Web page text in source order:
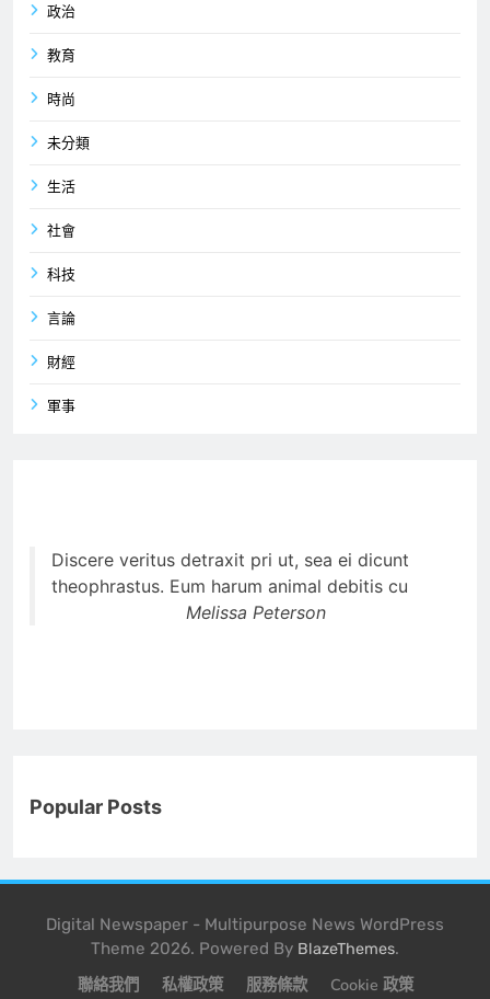
政治
教育
時尚
未分類
生活
社會
科技
言論
財經
軍事
Discere veritus detraxit pri ut, sea ei dicunt
theophrastus. Eum harum animal debitis cu
Melissa Peterson
Popular Posts
Digital Newspaper - Multipurpose News WordPress
Theme 2026. Powered By BlazeThemes.
聯絡我們 私權政策 服務條款
Cookie 政策